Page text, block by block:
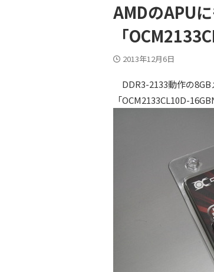
AMDのAPU
「
2013年12月6日
DDR3-2133動作の8GB
「OCM2133CL10D-